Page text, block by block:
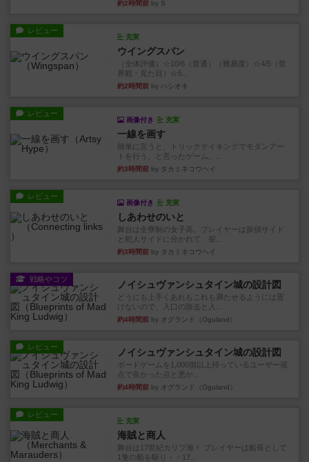
約2時間前 by S
レビュー
充実
ウイングスパン
（全体評価）☆10/6（普通）（難易度）☆4/5（世
界観・見た目）☆5...
約2時間前 by ハシオキ
レビュー
画像付き 充実
一線を画す
簡単に言うと、トリックテイキングでモダンアー
トを行う、と言ったゲーム。...
約3時間前 by タカミネコウヘイ
レビュー
画像付き 充実
しあわせのいと
舞台は全寮制の女子高。プレイヤーは探偵サイド
と犯人サイドに分かれて、探...
約3時間前 by タカミネコウヘイ
戦略やコツ ノイシュヴァンシュタイン城の設計図
どうにも上手くあれもこれも満たせるようには置
けないので、入口の除去と入...
約4時間前 by オグランド（Oguland）
レビュー ノイシュヴァンシュタイン城の設計図
ボードゲームを1,000個以上持っているユーザー視
点で良かった点と悪か...
約4時間前 by オグランド（Oguland）
レビュー
充実
海賊と商人
舞台は17世紀カリブ海！ プレイヤーは船長として
1隻の船を駆り・・17...